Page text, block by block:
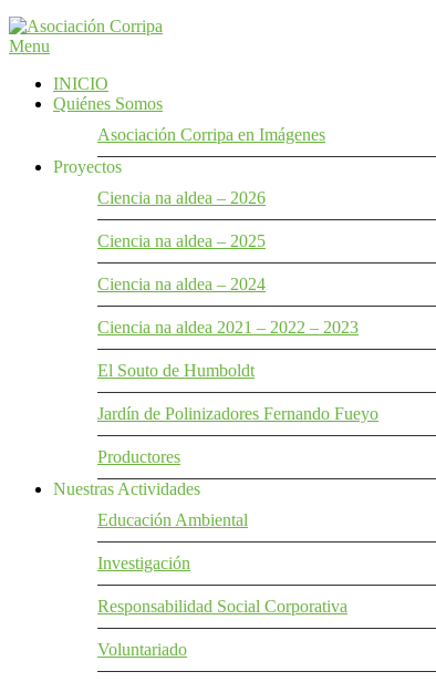
Asociación Corripa
Menu
INICIO
Quiénes Somos
Asociación Corripa en Imágenes
Proyectos
Ciencia na aldea – 2026
Ciencia na aldea – 2025
Ciencia na aldea – 2024
Ciencia na aldea 2021 – 2022 – 2023
El Souto de Humboldt
Jardín de Polinizadores Fernando Fueyo​
Productores
Nuestras Actividades
Educación Ambiental
Investigación
Responsabilidad Social Corporativa
Voluntariado